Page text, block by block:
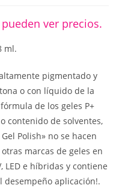
pueden ver precios.
ml.
pigmentado y
o con líquido de la
de los geles P+
contenido de solventes,
Polish» no se hacen
marcas de geles en
LED e híbridas y contiene
aplicación!.